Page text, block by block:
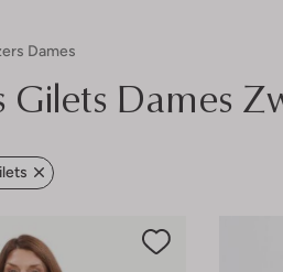
Dames
Gilets Dames